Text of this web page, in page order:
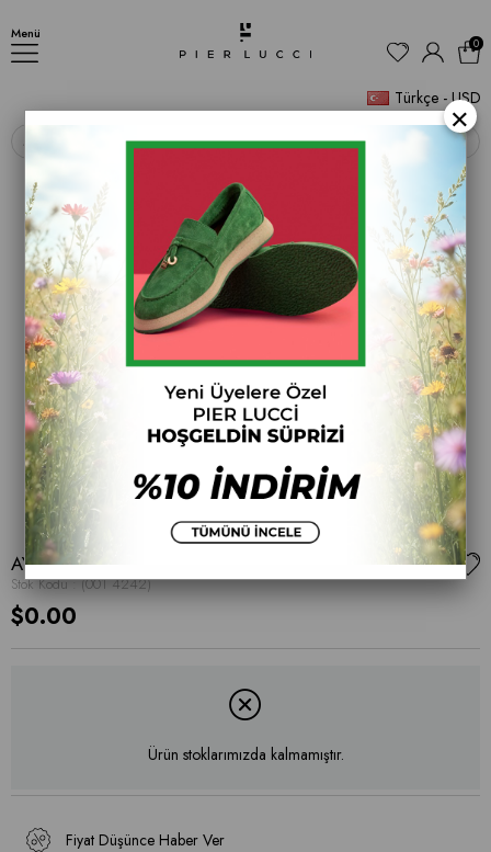
Menü
Türkçe - USD
0
‹ ›
AYAKKABI
Stok Kodu (001 4242)
$0.00
Ürün stoklarımızda kalmamıştır.
Fiyat Düşünce Haber Ver
×